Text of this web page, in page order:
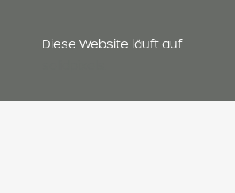
Diese Website läuft auf